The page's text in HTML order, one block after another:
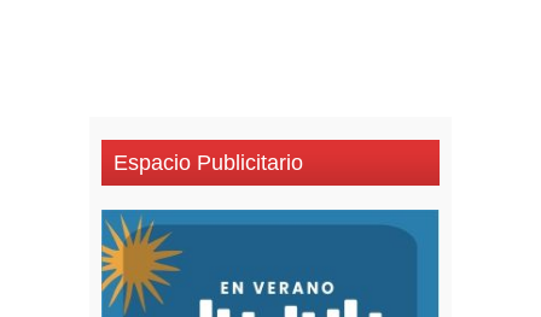
Espacio Publicitario